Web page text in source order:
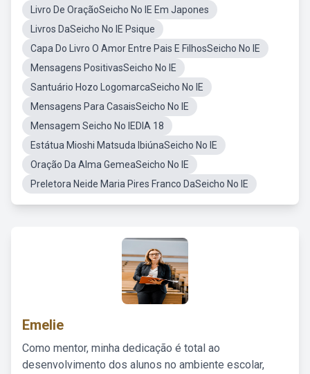
Livro De OraçãoSeicho No IE Em Japones
Livros DaSeicho No IE Psique
Capa Do Livro O Amor Entre Pais E FilhosSeicho No IE
Mensagens PositivasSeicho No IE
Santuário Hozo LogomarcaSeicho No IE
Mensagens Para CasaisSeicho No IE
Mensagem Seicho No IEDIA 18
Estátua Mioshi Matsuda IbiúnaSeicho No IE
Oração Da Alma GemeaSeicho No IE
Preletora Neide Maria Pires Franco DaSeicho No IE
Emelie
Como mentor, minha dedicação é total ao
desenvolvimento dos alunos no ambiente escolar,